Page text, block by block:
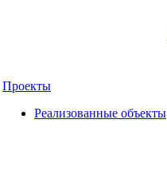
Проекты
Реализованные объекты